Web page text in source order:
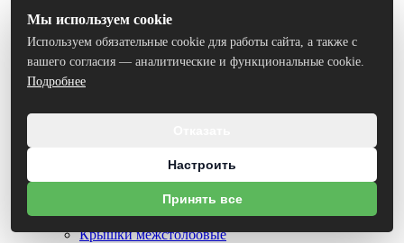
Фактура Гладкий
Полнотелый
Пустотелый
Фактура Состаренный
Тротуарная плитка
Бордюры
Крышки столбовые и межстолбовые
Крышки столбовые
Крышки межстолбовые
Мы используем cookie
Используем обязательные cookie для работы сайта, а также с
вашего согласия — аналитические и функциональные cookie.
Подробнее
Настроить
Принять все